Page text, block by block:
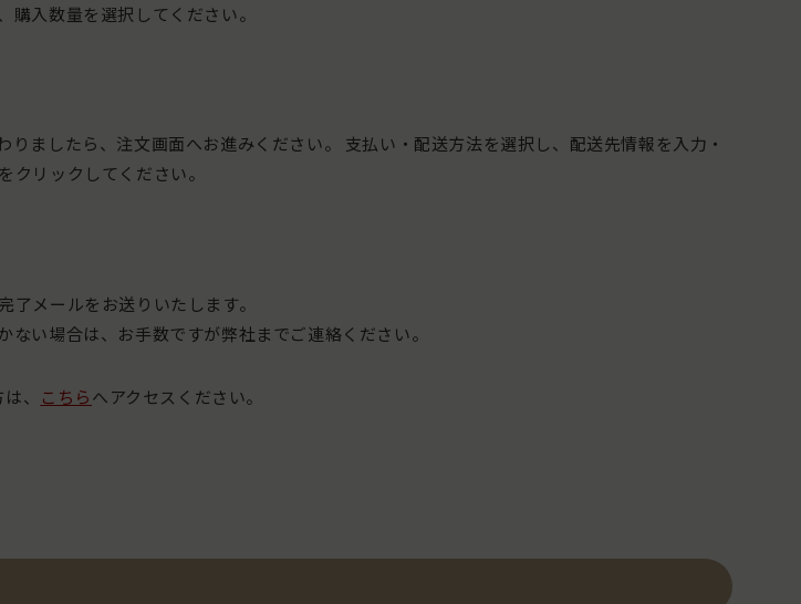
購入数量を選択してください。
りましたら、注文画面へお進みください。 支払い・配送方法を選択し、配送先情報を入力・
クリックしてください。
了メールをお送りいたします。
ない場合は、お手数ですが弊社までご連絡ください。
、 こちらへアクセスください。